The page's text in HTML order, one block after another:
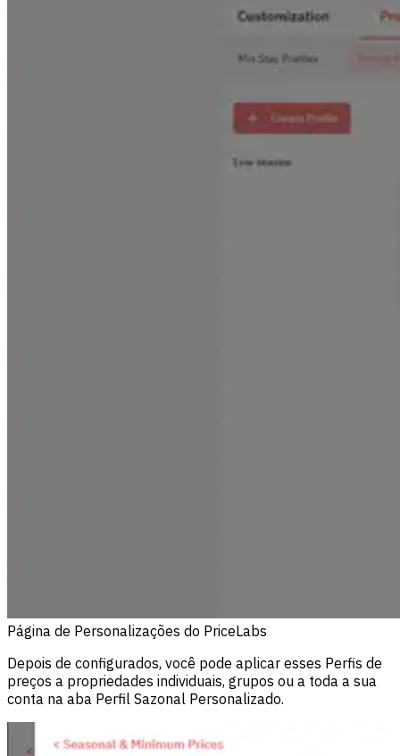
Página de Personalizações do PriceLabs
Depois de configurados, você pode aplicar esses Perfis de
preços a propriedades individuais, grupos ou a toda a sua
conta na aba Perfil Sazonal Personalizado.